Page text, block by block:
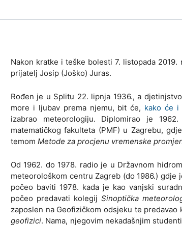
Nakon kratke i teške bolesti 7. listopada
prijatelj Josip (Joško) Juras.
Rođen je u Splitu 22. lipnja 1936., a
more i ljubav prema njemu, bit će, kako će i
izabrao meteorologiju. Diplomirao je
matematičkog fakulteta (PMF) u Zagrebu,
temom Metode za procjenu vremenske
Od 1962. do 1978. radio je u Državnom
meteorološkom centru Zagreb (do 1986.)
počeo baviti 1978. kada je kao vanjski
počeo predavati kolegij Sinoptička
zaposlen na Geofizičkom odsjeku te
geofizici. Nama, njegovim nekadašnjim